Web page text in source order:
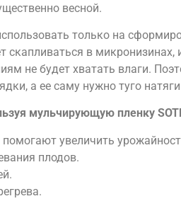
весной.
только на
в микронизинах,
не будет хватать влаги.
а ее саму нужно туго
мульчирующую пленку
увеличить
плодов.